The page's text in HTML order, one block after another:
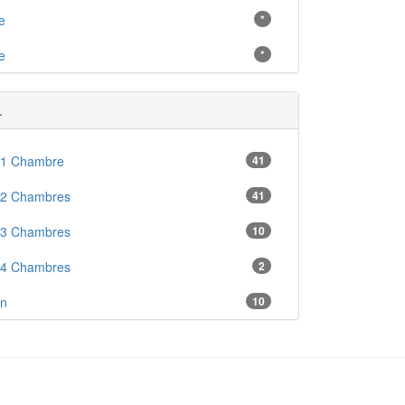
*
*
Chambre 41
Chambres 41
Chambres 10
Chambres 2
10